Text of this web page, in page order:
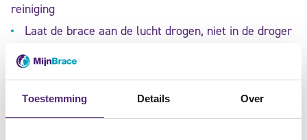
Toestemming Details Over
reiniging
Laat de brace aan de lucht drogen, niet in de droger
Ervaar morgen al minder pijn
met de juiste brace